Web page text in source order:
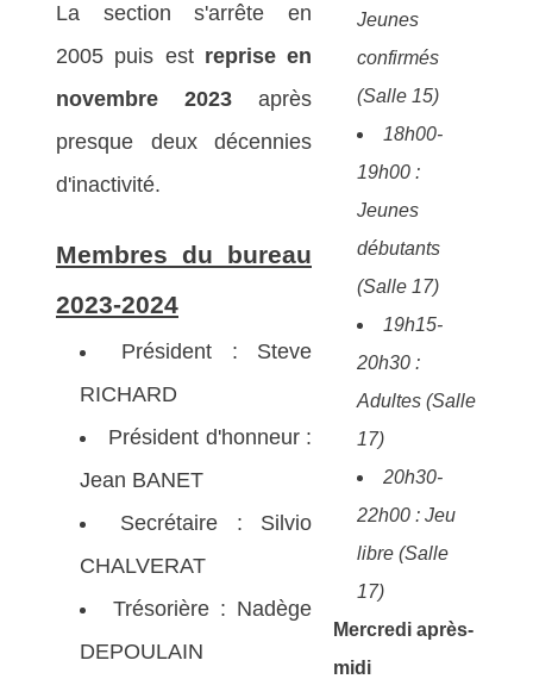
La section s'arrête en
2005 puis est reprise en
novembre 2023 après
presque deux décennies
d'inactivité.
Membres du bureau
2023-2024
Président : Steve
RICHARD
Président d'honneur :
Jean BANET
Secrétaire : Silvio
CHALVERAT
Trésorière : Nadège
DEPOULAIN
Jeunes
confirmés
(Salle 15)
18h00-
19h00 :
Jeunes
débutants
(Salle 17)
19h15-
20h30 :
Adultes (Salle
17)
20h30-
22h00 : Jeu
libre (Salle
17)
Mercredi après-
midi